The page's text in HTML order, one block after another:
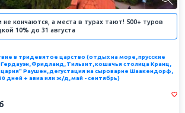
не кончаются, а места в турах тают! 500+ туров
10% до 31 августа
в тридевятое царство (отдых на море, прусские
Фридланд, Тильзит, кошачья столица Кранц,
Раушен, дегустация на сыроварне Шаакендорф,
дней + авиа или ж/д, май - сентябрь)